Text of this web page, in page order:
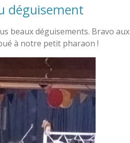
déguisement
beaux déguisements. Bravo aux
à notre petit pharaon !